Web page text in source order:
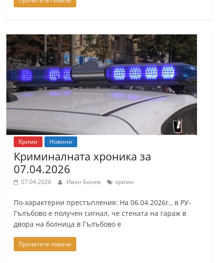
С
т
а
р
а
З
г
о
р
а
k
a
z
a
Крими Новини
Криминалната хроника за
07.04.2026
07.04.2026 Иван Бонев крими
По-характерни престъпления: На 06.04.2026г., в РУ-
Гълъбово е получен сигнал, че стената на гараж в
двора на болница в Гълъбово е
Прочетете повече